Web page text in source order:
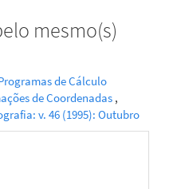
mesmo(s)
de Cálculo
de Coordenadas ,
v. 46 (1995): Outubro